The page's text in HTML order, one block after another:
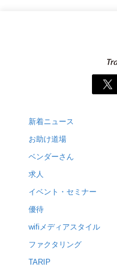
新着ニュース
お助け道場
ベンダーさん
求人
イベント・セミナー
優待
wifiメディアスタイル
ファクタリング
TARIP